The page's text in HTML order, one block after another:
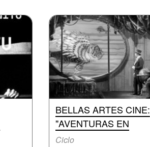
BELLAS ARTES CINE:
"AVENTURAS EN
Ciclo